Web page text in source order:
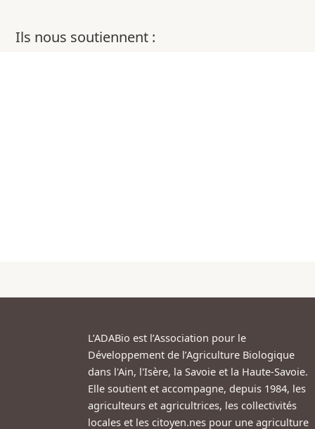
Ils nous soutiennent :
L’ADABio est l’Association pour le
Développement de l’Agriculture Biologique
dans l'Ain, l'Isère, la Savoie et la Haute-Savoie.
Elle soutient et accompagne, depuis 1984, les
agriculteurs et agricultrices, les collectivités
locales et les citoyen.nes pour une agriculture